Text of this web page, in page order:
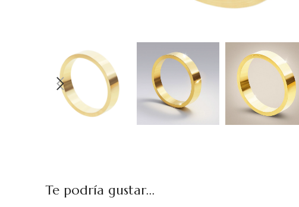
Te podría gustar...